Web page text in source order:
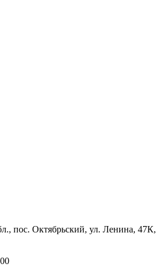
пос. Октябрьский, ул. Ленина, 47К,